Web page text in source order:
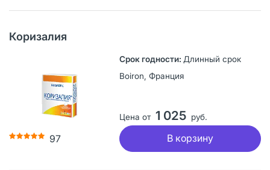
Коризалия
97
Длинный срок
Boiron, Франция
Цена от 1 025 руб.
В корзину